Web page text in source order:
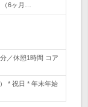
6ヶ月…
／休憩1時間 コア
* 祝日 * 年末年始